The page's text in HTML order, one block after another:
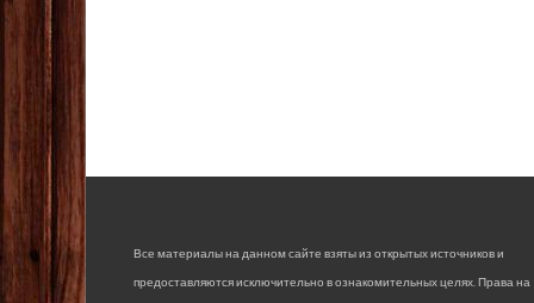
Все материалы на данном сайте взяты из открытых источников и
предоставляются исключительно в ознакомительных целях. Права на